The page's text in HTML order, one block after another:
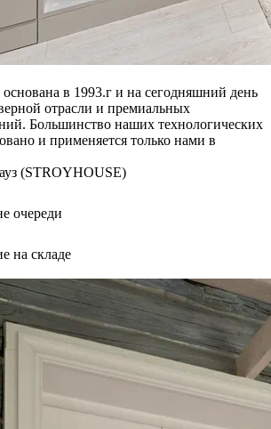
в 1993.г и на сегодняшний день
отрасли и премиальных
Большинство наших технологических
и применяется только нами в
(STROYHOUSE)
очереди
на складе